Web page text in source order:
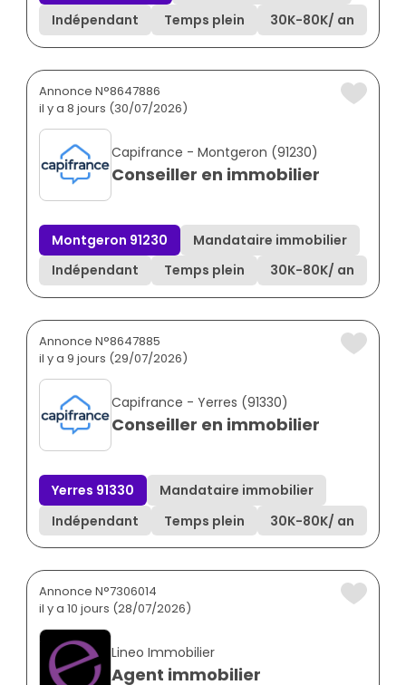
Indépendant
Temps plein 30K-80K/ an
Annonce N°8647886
il y a 8 jours (30/07/2026)
Capifrance - Montgeron (91230)
Conseiller en immobilier
Montgeron 91230
Mandataire immobilier
Indépendant
Temps plein 30K-80K/ an
Annonce N°8647885
il y a 9 jours (29/07/2026)
Capifrance - Yerres (91330)
Conseiller en immobilier
Yerres 91330
Mandataire immobilier
Indépendant
Temps plein 30K-80K/ an
Annonce N°7306014
il y a 10 jours (28/07/2026)
Lineo Immobilier
Agent immobilier